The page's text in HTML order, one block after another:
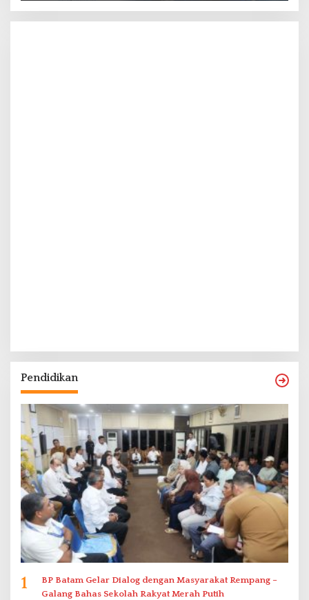
Pendidikan
1
BP Batam Gelar Dialog dengan Masyarakat Rempang –
Galang Bahas Sekolah Rakyat Merah Putih